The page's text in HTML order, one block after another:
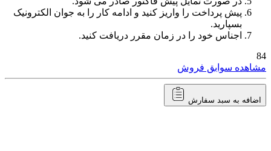
پیش پرداخت را واریز کنید و ادامه کار را به جوان الکترونیک
بسپارید.
اجناس خود را در زمان مقرر دریافت کنید.
84
مشاهده سوابق فروش
اضافه به سبد سفارش